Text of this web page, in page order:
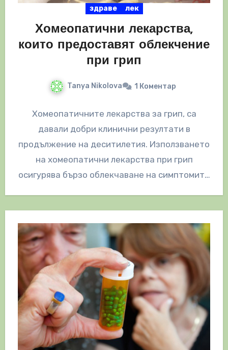
здраве лек
Хомеопатични лекарства,
които предоставят облекчение
при грип
Tanya Nikolova 1 Коментар
Хомеопатичните лекарства за грип, са
давали добри клинични резултати в
продължение на деситилетия. Използването
на хомеопатични лекарства при грип
осигурява бързо облекчаване на симптомите